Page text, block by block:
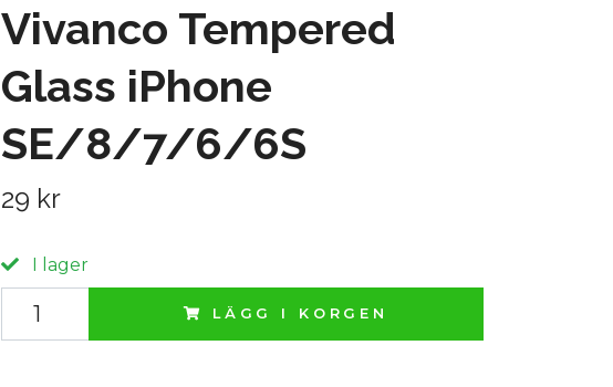
Vivanco Tempered
Glass iPhone
SE/8/7/6/6S
29 kr
I lager
LÄGG I KORGEN